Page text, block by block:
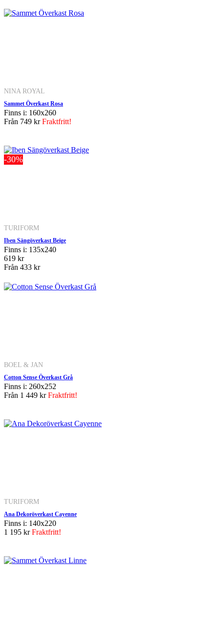
NINA ROYAL
Sammet Överkast Rosa
Finns i: 160x260
Från 749 krFraktfritt!
-30%
TURIFORM
Iben Sängöverkast Beige
Finns i: 135x240
619 kr
Från 433 kr
BOEL & JAN
Cotton Sense Överkast Grå
Finns i: 260x252
Från 1 449 krFraktfritt!
TURIFORM
Ana Dekoröverkast Cayenne
Finns i: 140x220
1 195 krFraktfritt!